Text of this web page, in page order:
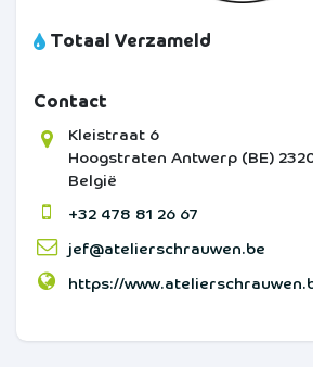
Totaal Verzameld
Contact
Kleistraat 6
Hoogstraten Antwerp (BE)
België
+32 478 81 26 67
jef@atelierschrauwen.be
https://